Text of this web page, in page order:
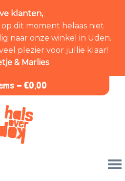
klanten,
dit moment helaas niet
naar onze winkel in Uden.
plezier voor jullie klaar!
& Marlies
- €0,00